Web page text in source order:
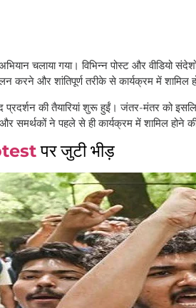
चलाया गया। विभिन्न पोस्ट और वीडियो
और शांतिपूर्ण तरीके से कार्यक्रम में शामिल
की तैयारियां शुरू हुईं। जंतर-मंतर को
समर्थकों ने पहले से ही कार्यक्रम में शामिल होने
पर जुटी भीड़